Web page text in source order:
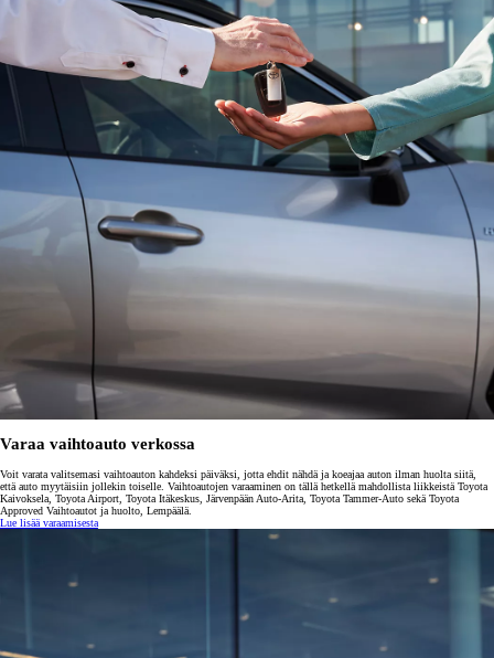
Varaa vaihtoauto verkossa
Voit varata valitsemasi vaihtoauton kahdeksi päiväksi, jotta ehdit nähdä ja koeajaa auton ilman huolta siitä,
että auto myytäisiin jollekin toiselle. Vaihtoautojen varaaminen on tällä hetkellä mahdollista liikkeistä Toyota
Kaivoksela, Toyota Airport, Toyota Itäkeskus, Järvenpään Auto-Arita, Toyota Tammer-Auto sekä Toyota
Approved Vaihtoautot ja huolto, Lempäälä.
Lue lisää varaamisesta